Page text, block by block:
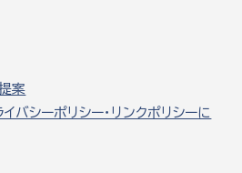
案
バシーポリシー・リンクポリシーに